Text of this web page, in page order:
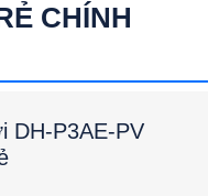
CHÍNH
DH-P3AE-PV